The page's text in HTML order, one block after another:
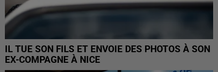
IL TUE SON FILS ET ENVOIE DES PHOTOS À SON
EX-COMPAGNE À NICE